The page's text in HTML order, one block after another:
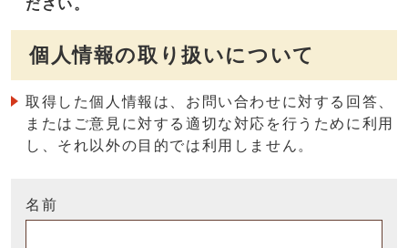
ださい。
個人情報の取り扱いについて
取得した個人情報は、お問い合わせに対する回答、
またはご意見に対する適切な対応を行うために利用
し、それ以外の目的では利用しません。
名前